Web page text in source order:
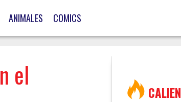
ANIMALES COMICS
el